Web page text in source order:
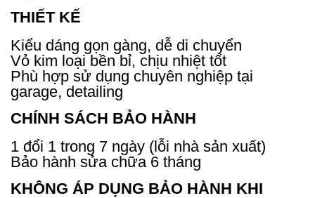
THIẾT KẾ
Kiểu dáng gọn gàng, dễ di chuyển
Vỏ kim loại bền bỉ, chịu nhiệt tốt
Phù hợp sử dụng chuyên nghiệp tại
garage, detailing
CHÍNH SÁCH BẢO HÀNH
1 đổi 1 trong 7 ngày (lỗi nhà sản xuất)
Bảo hành sửa chữa 6 tháng
KHÔNG ÁP DỤNG BẢO HÀNH KHI